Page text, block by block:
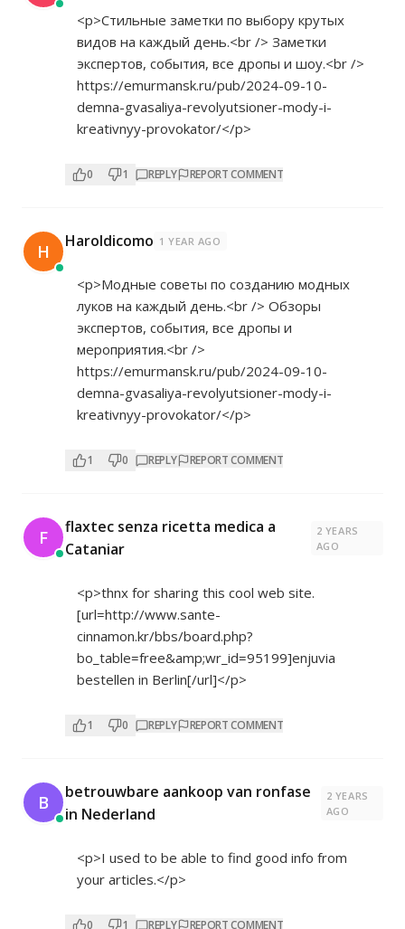
<p>Стильные заметки по выбору крутых
видов на каждый день.<br /> Заметки
экспертов, события, все дропы и шоу.<br />
https://emurmansk.ru/pub/2024-09-10-
demna-gvasaliya-revolyutsioner-mody-i-
kreativnyy-provokator/</p>
0 1 REPLY REPORT COMMENT
H Haroldicomo 1 YEAR AGO
<p>Модные советы по созданию модных
луков на каждый день.<br /> Обзоры
экспертов, события, все дропы и
мероприятия.<br />
https://emurmansk.ru/pub/2024-09-10-
demna-gvasaliya-revolyutsioner-mody-i-
kreativnyy-provokator/</p>
1 0 REPLY REPORT COMMENT
F
flaxtec senza ricetta medica a
Cataniar
2 YEARS
AGO
<p>thnx for sharing this cool web site.
[url=http://www.sante-
cinnamon.kr/bbs/board.php?
bo_table=free&amp;wr_id=95199]enjuvia
bestellen in Berlin[/url]</p>
1 0 REPLY REPORT COMMENT
B
betrouwbare aankoop van ronfase
in Nederland
2 YEARS
AGO
<p>I used to be able to find good info from
your articles.</p>
0 1 REPLY REPORT COMMENT